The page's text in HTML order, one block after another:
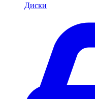
Диски